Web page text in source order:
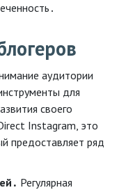
аудитории
для
своего
Instagram, это
предоставляет ряд
Регулярная